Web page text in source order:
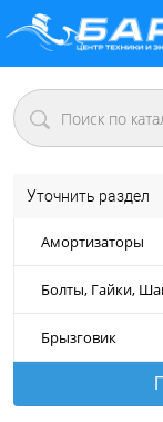
Уточнить раздел
Амортизаторы
Болты, Гайки,
Брызговик